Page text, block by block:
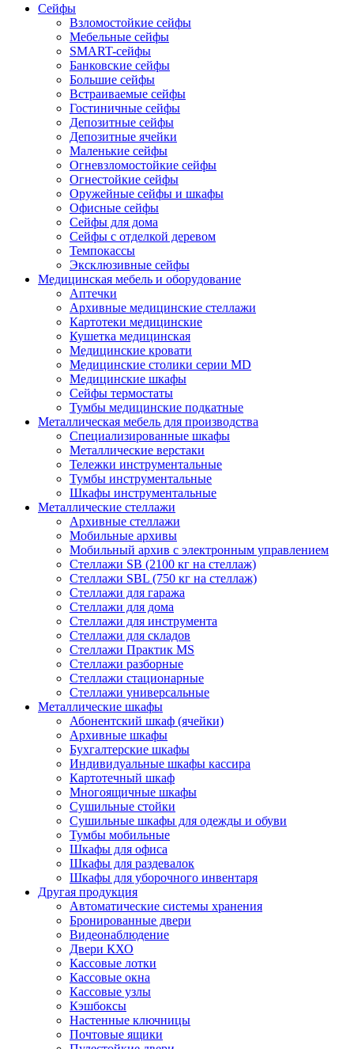
Сейфы
Взломостойкие сейфы
Мебельные сейфы
SMART-сейфы
Банковские сейфы
Большие сейфы
Встраиваемые сейфы
Гостиничные сейфы
Депозитные сейфы
Депозитные ячейки
Маленькие сейфы
Огневзломостойкие сейфы
Огнестойкие сейфы
Оружейные сейфы и шкафы
Офисные сейфы
Сейфы для дома
Сейфы с отделкой деревом
Темпокассы
Эксклюзивные сейфы
Медицинская мебель и оборудование
Аптечки
Архивные медицинские стеллажи
Картотеки медицинские
Кушетка медицинская
Медицинские кровати
Медицинские столики серии MD
Медицинские шкафы
Сейфы термостаты
Тумбы медицинские подкатные
Металлическая мебель для производства
Cпециализированные шкафы
Металлические верстаки
Тележки инструментальные
Тумбы инструментальные
Шкафы инструментальные
Металлические стеллажи
Архивные стеллажи
Мобильные архивы
Мобильный архив с электронным управлением
Стеллажи SB (2100 кг на стеллаж)
Стеллажи SBL (750 кг на стеллаж)
Стеллажи для гаража
Стеллажи для дома
Стеллажи для инструмента
Стеллажи для складов
Стеллажи Практик MS
Стеллажи разборные
Стеллажи стационарные
Стеллажи универсальные
Металлические шкафы
Абонентский шкаф (ячейки)
Архивные шкафы
Бухгалтерские шкафы
Индивидуальные шкафы кассира
Картотечный шкаф
Многоящичные шкафы
Сушильные стойки
Сушильные шкафы для одежды и обуви
Тумбы мобильные
Шкафы для офиса
Шкафы для раздевалок
Шкафы для уборочного инвентаря
Другая продукция
Автоматические системы хранения
Бронированные двери
Видеонаблюдение
Двери КХО
Кассовые лотки
Кассовые окна
Кассовые узлы
Кэшбоксы
Настенные ключницы
Почтовые ящики